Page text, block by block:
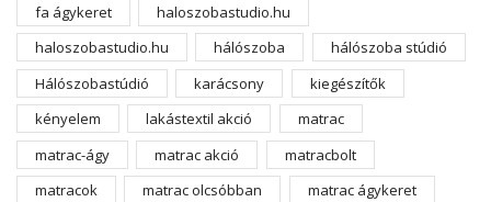
fa ágykeret
haloszobastudio.hu
haloszobastudio.hu
hálószoba
hálószoba stúdió
Hálószobastúdió
karácsony
kiegészítők
kényelem
lakástextil akció
matrac
matrac-ágy
matrac akció
matracbolt
matracok
matrac olcsóbban
matrac ágykeret